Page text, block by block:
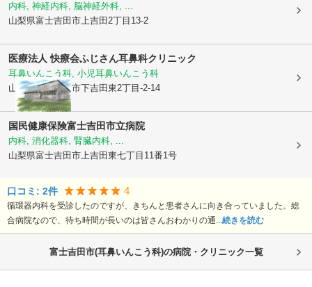
内科, 神経内科, 脳神経外科, ...
山梨県富士吉田市上吉田2丁目13-2
医療法人 快療会ふじさん耳鼻科クリニック
耳鼻いんこう科, 小児耳鼻いんこう科
山梨県富士吉田市下吉田東2丁目-2-14
国民健康保険富士吉田市立病院
内科, 消化器科, 腎臓内科, ...
山梨県富士吉田市上吉田東七丁目11番1号
口コミ: 2件 4
循環器内科を受診したのですが、きちんと患者さんに向き合っていました。総
合病院なので、待ち時間が長いのは皆さんおわかりの通...続きを読む
富士吉田市(耳鼻いんこう科)の病院・クリニック一覧